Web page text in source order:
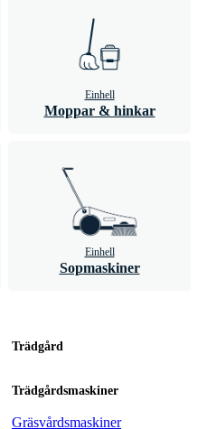
Einhell
Moppar & hinkar
Einhell
Sopmaskiner
Trädgård
Trädgårdsmaskiner
Gräsvårdsmaskiner